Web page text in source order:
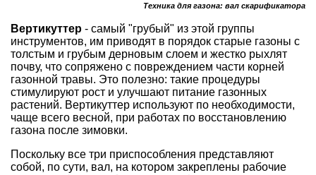
Техника для газона: вал скарификатора
Вертикуттер - самый "грубый" из этой группы
инструментов, им приводят в порядок старые газоны с
толстым и грубым дерновым слоем и жестко рыхлят
почву, что сопряжено с повреждением части корней
газонной травы. Это полезно: такие процедуры
стимулируют рост и улучшают питание газонных
растений. Вертикуттер используют по необходимости,
чаще всего весной, при работах по восстановлению
газона после зимовки.
Поскольку все три приспособления представляют
собой, по сути, вал, на котором закреплены рабочие